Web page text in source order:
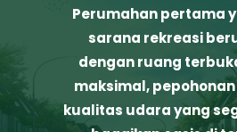
Perumahan pertama
sarana rekreasi
dengan ruang
maksimal,
kualitas udara yang